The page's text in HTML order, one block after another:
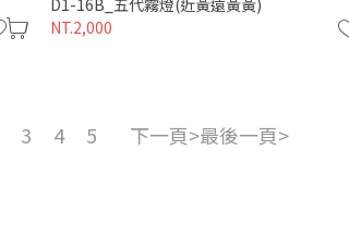
D1-16B_五代霧燈(近黃遠黃黃)
NT.2,000
3 4 5 下一頁 最後一頁